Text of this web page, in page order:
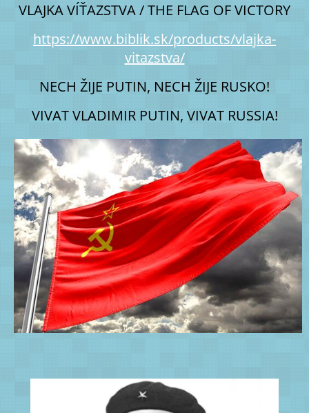
VLAJKA VÍŤAZSTVA / THE FLAG OF VICTORY
https://www.biblik.sk/products/vlajka-
vitazstva/
NECH ŽIJE PUTIN, NECH ŽIJE RUSKO!
VIVAT VLADIMIR PUTIN, VIVAT RUSSIA!